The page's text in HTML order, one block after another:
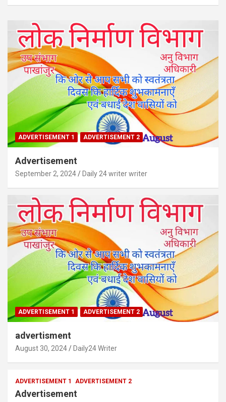
h
ADVERTISEMENT 1 ADVERTISEMENT 2
Advertisement
September 2, 2024 Daily 24 writer writer
ADVERTISEMENT 1 ADVERTISEMENT 2
advertisment
August 30, 2024 Daily24 Writer
ADVERTISEMENT 1 ADVERTISEMENT 2
Advertisement